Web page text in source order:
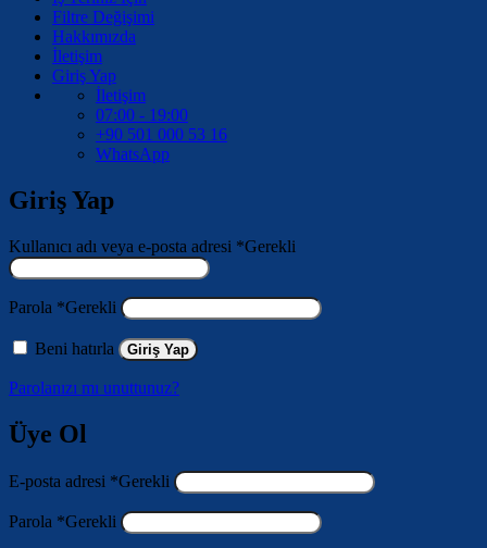
Filtre Değişimi
Hakkımızda
İletişim
Giriş Yap
İletişim
07:00 - 19:00
+90 501 000 53 16
WhatsApp
Giriş Yap
Kullanıcı adı veya e-posta adresi *Gerekli
Parola *Gerekli
Beni hatırla Giriş Yap
Parolanızı mı unuttunuz?
Üye Ol
E-posta adresi *Gerekli
Parola *Gerekli